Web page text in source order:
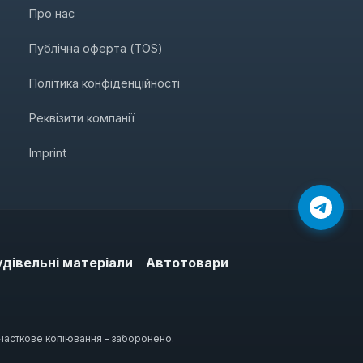
Про нас
Публічна оферта (TOS)
Політика конфіденційності
Реквізити компанії
Imprint
матеріали Автотовари
копіювання – заборонено.